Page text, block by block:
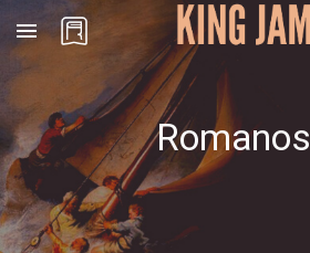
Skip to main content
Romanos